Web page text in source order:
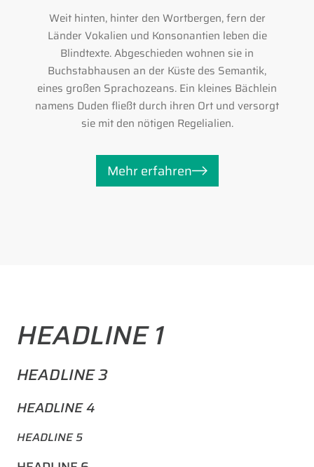
Weit hinten, hinter den Wortbergen, fern der
Länder Vokalien und Konsonantien leben die
Blindtexte. Abgeschieden wohnen sie in
Buchstabhausen an der Küste des Semantik,
eines großen Sprachozeans. Ein kleines Bächlein
namens Duden fließt durch ihren Ort und versorgt
sie mit den nötigen Regelialien.
Mehr erfahren
HEADLINE 1
HEADLINE 3
HEADLINE 4
HEADLINE 5